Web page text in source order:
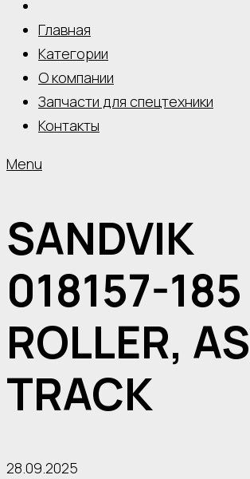
Главная
Категории
О компании
Запчасти для спецтехники
Контакты
Menu
SANDVIK
018157-185
ROLLER,
TRACK
28.09.2025